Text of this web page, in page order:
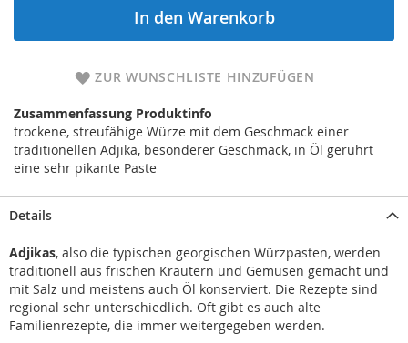
In den Warenkorb
ZUR WUNSCHLISTE HINZUFÜGEN
Zusammenfassung Produktinfo
trockene, streufähige Würze mit dem Geschmack einer
traditionellen Adjika, besonderer Geschmack, in Öl gerührt
eine sehr pikante Paste
Details
Adjikas, also die typischen georgischen Würzpasten, werden
traditionell aus frischen Kräutern und Gemüsen gemacht und
mit Salz und meistens auch Öl konserviert. Die Rezepte sind
regional sehr unterschiedlich. Oft gibt es auch alte
Familienrezepte, die immer weitergegeben werden.